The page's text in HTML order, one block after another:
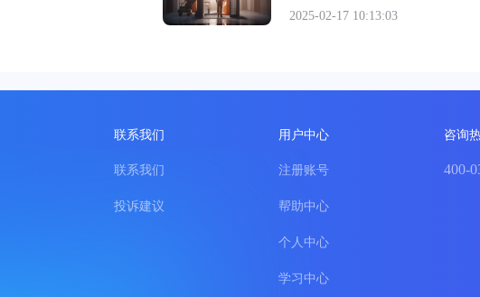
2025-02-17 10:13:03
联系我们
联系我们
投诉建议
用户中心
注册账号
帮助中心
个人中心
学习中心
咨询
400-